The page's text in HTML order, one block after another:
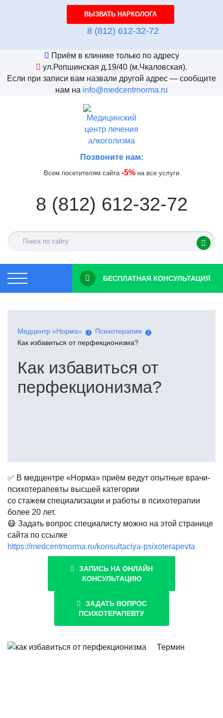
ВЫЗВАТЬ НАРКОЛОГА
8 (812) 612-32-72
Приём в клинике только по адресу
ул.Ропшинская д.19/40 (м.Чкаловская).
Если при записи вам назвали другой адрес — сообщите
нам на info@medcentrnorma.ru
Позвоните нам:
Всем посетителям сайта -5% на все услуги
8 (812) 612-32-72
БЕСПЛАТНАЯ КОНСУЛЬТАЦИЯ
Медцентр «Норма»
Психотерапия
Как избавиться от перфекционизма?
Как избавиться от
перфекционизма?
✅ В медцентре «Норма» приём ведут опытные врачи-
психотерапевты высшей категории
со стажем специализации и работы в психотерапии
более 20 лет.
😷 Задать вопрос специалисту можно на этой странице
сайта по ссылке
https://medcentrnorma.ru/konsultaciya-psixoterapevta
ЗАПИСЬ НА ОНЛАЙН
КОНСУЛЬТАЦИЮ
ЗАДАТЬ ВОПРОС
ПСИХОТЕРАПЕВТУ
Термин